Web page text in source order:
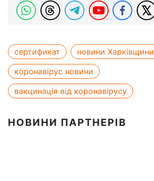
сертификат
новини Харківщини
коронавірус новини
вакцинація від коронавірусу
НОВИНИ ПАРТНЕРІВ